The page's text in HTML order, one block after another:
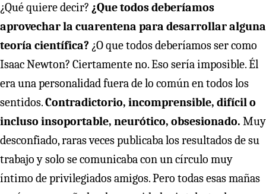
¿Qué quiere decir? ¿Que todos deberíamos
aprovechar la cuarentena para desarrollar alguna
teoría científica? ¿O que todos deberíamos ser como
Isaac Newton? Ciertamente no. Eso sería imposible. Él
era una personalidad fuera de lo común en todos los
sentidos.Contradictorio, incomprensible, difícil o
incluso insoportable, neurótico, obsesionado. Muy
desconfiado, raras veces publicaba los resultados de su
trabajo y solo se comunicaba con un círculo muy
íntimo de privilegiados amigos. Pero todas esas mañas